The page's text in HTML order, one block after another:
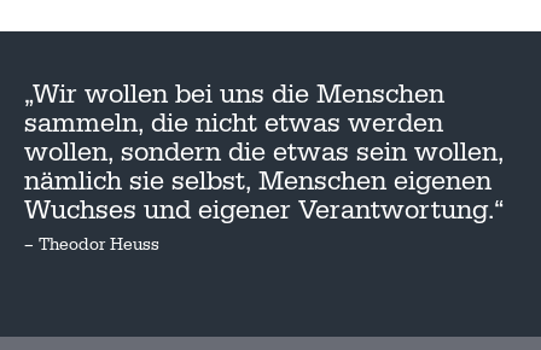
„Wir wollen bei uns die Menschen
sammeln, die nicht etwas werden
wollen, sondern die etwas sein wollen,
nämlich sie selbst, Menschen eigenen
Wuchses und eigener Verantwortung.“
– Theodor Heuss